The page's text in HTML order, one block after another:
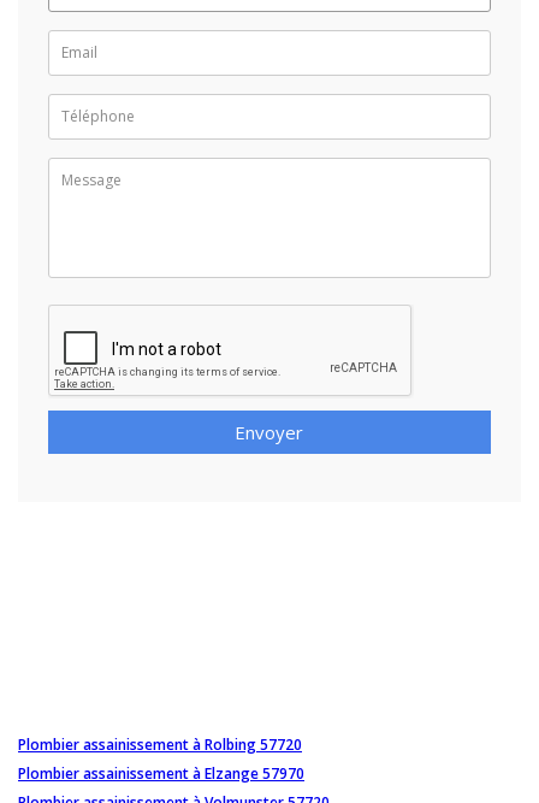
Envoyer
Plombier assainissement à Rolbing 57720
Plombier assainissement à Elzange 57970